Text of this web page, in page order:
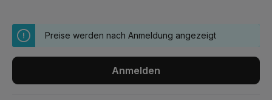
Preise werden nach Anmeldung angezeigt
Anmelden